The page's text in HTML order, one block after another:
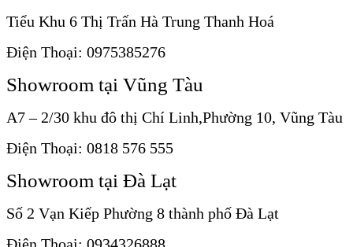
Tiểu Khu 6 Thị Trấn Hà Trung Thanh Hoá
Điện Thoại: 0975385276
Showroom tại Vũng Tàu
A7 – 2/30 khu đô thị Chí Linh,Phường 10, Vũng Tàu
Điện Thoại: 0818 576 555
Showroom tại Đà Lạt
Số 2 Vạn Kiếp Phường 8 thành phố Đà Lạt
Điện Thoại: 0934326888